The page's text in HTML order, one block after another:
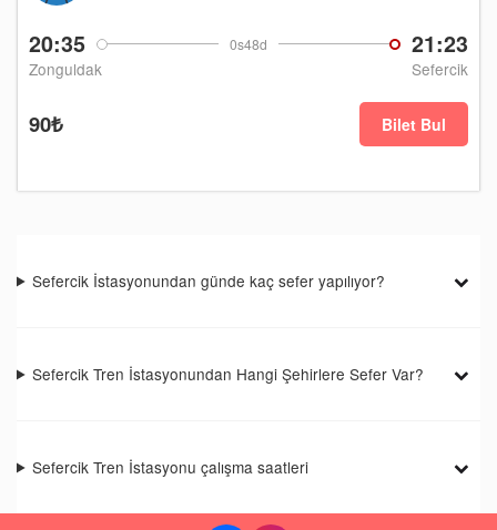
20:35 0s48d 21:23
Zonguldak Sefercik
90₺ Bilet Bul
Sefercik İstasyonundan günde kaç sefer yapılıyor?
Sefercik Tren İstasyonundan Hangi Şehirlere Sefer Var?
Sefercik Tren İstasyonu çalışma saatleri